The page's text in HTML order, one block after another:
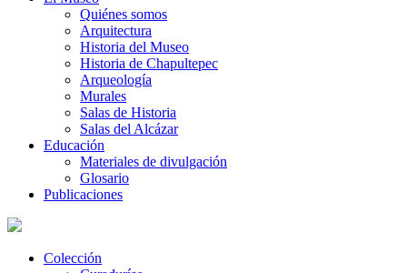
Quiénes somos
Arquitectura
Historia del Museo
Historia de Chapultepec
Arqueología
Murales
Salas de Historia
Salas del Alcázar
Educación
Materiales de divulgación
Glosario
Publicaciones
Colección